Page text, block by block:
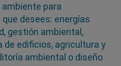
para
desees: energías
gestión ambiental,
edificios, agricultura y
ambiental o diseño